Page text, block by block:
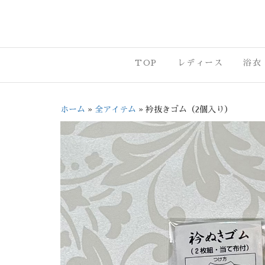
沼津市・
TOP レディース 浴衣
ホーム » 全アイテム » 衿抜きゴム（2個入り）